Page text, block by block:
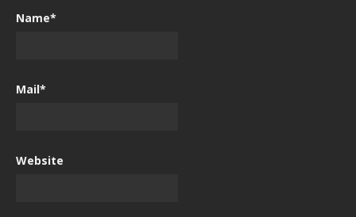
Name*
Mail*
Website